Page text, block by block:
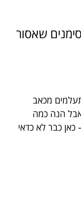
שאסור
מכאב
אבל הנה כמה
כבר לא כדאי